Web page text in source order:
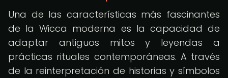
Una de las características más fascinantes
de la Wicca moderna es la capacidad de
adaptar antiguos mitos y leyendas a
prácticas rituales contemporáneas. A través
de la reinterpretación de historias y símbolos